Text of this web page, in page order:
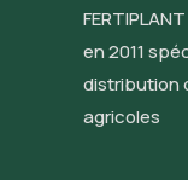
en 2011
distribution
agricoles